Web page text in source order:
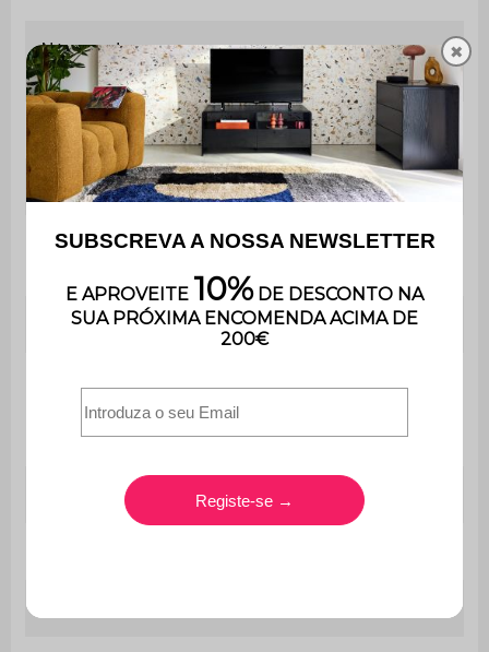
Número de
lugares
4
Material Plástico injetado
Cor Preto
Contém
Não
Peso 7,7 kg
Montagem
instruções.
Ao ar livre
✖